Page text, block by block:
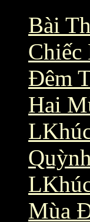
Bài
Đêm
Hai
Mùa